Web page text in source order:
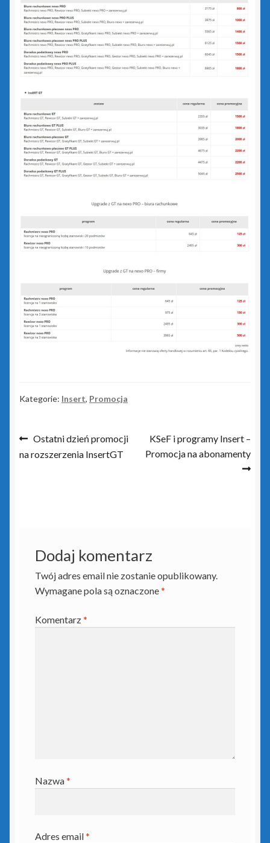
Portal Biura
Rachmistrz Nexo
Rachmistrz Nexo Pro
Rewizor Nexo Pro
Sello nx
Subiekt Nexo
Kasy fiskalne
Poradniki – kasy fiskalne
O nas
Płatnik
Podpis elektroniczny
WAPRO by Asseco
Kategorie: Insert, Promocja
Nawigacja
wpisu
Poprzedni
wpis:
Ostatni dzień promocji
na rozszerzenia InsertGT
Następny
wpis:
KSeF i programy Insert –
Promocja na abonamenty
Dodaj komentarz
Twój adres email nie zostanie opublikowany.
Wymagane pola są oznaczone*
Komentarz*
Nazwa*
Adres email*